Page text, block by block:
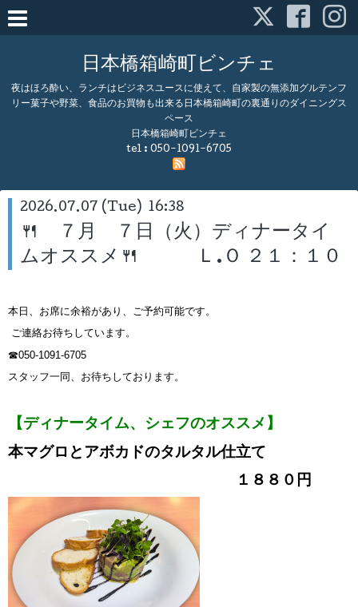
日本橋箱崎町ビンチェ
夜はほろ酔い、ランチはビジネスユースに使えて、自家製の無添加グルテンフ
リー菓子や野菜、食品のお買物も出来る日本橋箱崎町の裏通りのダイニングス
ペース
日本橋箱崎町ビンチェ
tel : 050-1091-6705
2026.07.07 (Tue) 16:38
🍴 ７月 ７日（火）ディナータイ
ムオススメ🍴 Ｌ.Ｏ ２１：１０
本日、お席に余裕があり、ご予約可能です。
ご連絡お待ちしています。
☎050-1091-6705
スタッフ一同、お待ちしております。
【ディナータイム、シェフのオススメ】
本マグロとアボカドのタルタル仕立て
１８８０円